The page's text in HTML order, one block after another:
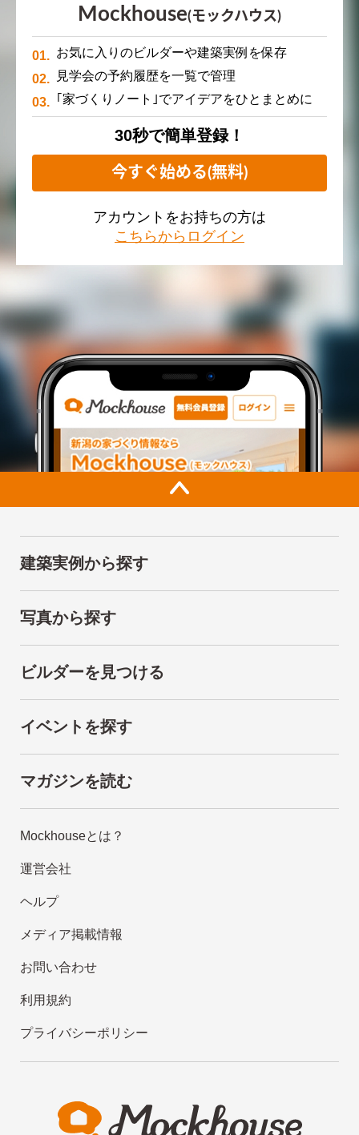
Mockhouse(モックハウス)
お気に入りのビルダーや建築実例を保存
見学会の予約履歴を一覧で管理
｢家づくりノート｣でアイデアをひとまとめに
30秒で簡単登録！
今すぐ始める(無料)
アカウントをお持ちの方は
こちらからログイン
建築実例から探す
写真から探す
ビルダーを見つける
イベントを探す
マガジンを読む
Mockhouseとは？
運営会社
ヘルプ
メディア掲載情報
お問い合わせ
利用規約
プライバシーポリシー